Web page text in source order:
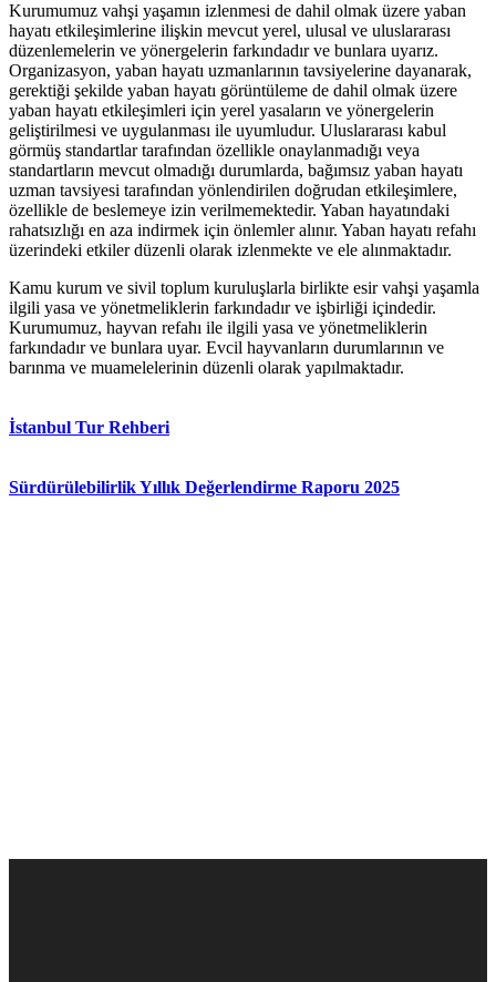
Kurumumuz vahşi yaşamın izlenmesi de dahil olmak üzere yaban
hayatı etkileşimlerine ilişkin mevcut yerel, ulusal ve uluslararası
düzenlemelerin ve yönergelerin farkındadır ve bunlara uyarız.
Organizasyon, yaban hayatı uzmanlarının tavsiyelerine dayanarak,
gerektiği şekilde yaban hayatı görüntüleme de dahil olmak üzere
yaban hayatı etkileşimleri için yerel yasaların ve yönergelerin
geliştirilmesi ve uygulanması ile uyumludur. Uluslararası kabul
görmüş standartlar tarafından özellikle onaylanmadığı veya
standartların mevcut olmadığı durumlarda, bağımsız yaban hayatı
uzman tavsiyesi tarafından yönlendirilen doğrudan etkileşimlere,
özellikle de beslemeye izin verilmemektedir. Yaban hayatındaki
rahatsızlığı en aza indirmek için önlemler alınır. Yaban hayatı refahı
üzerindeki etkiler düzenli olarak izlenmekte ve ele alınmaktadır.
Kamu kurum ve sivil toplum kuruluşlarla birlikte esir vahşi yaşamla
ilgili yasa ve yönetmeliklerin farkındadır ve işbirliği içindedir.
Kurumumuz, hayvan refahı ile ilgili yasa ve yönetmeliklerin
farkındadır ve bunlara uyar. Evcil hayvanların durumlarının ve
barınma ve muamelelerinin düzenli olarak yapılmaktadır.
İstanbul Tur Rehberi
Sürdürülebilirlik Yıllık Değerlendirme Raporu 2025